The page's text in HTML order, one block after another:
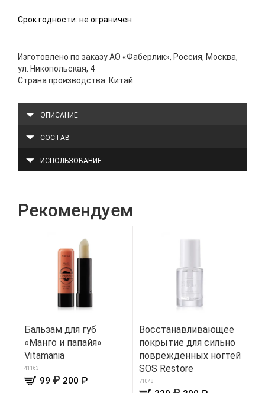
Срок годности: не ограничен
Изготовлено по заказу АО «Фаберлик», Россия, Москва,
ул. Никопольская, 4
Страна производства: Китай
ОПИСАНИЕ
СОСТАВ
ИСПОЛЬЗОВАНИЕ
Рекомендуем
Бальзам для губ
«Манго и папайя»
Vitamania
41163
99 ₽ 200 ₽
Восстанавливающее
покрытие для сильно
поврежденных ногтей
SOS Restore
71048